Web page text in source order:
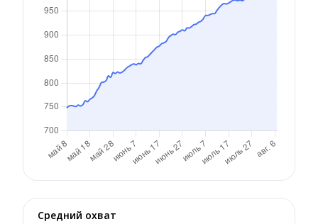
Средний охват